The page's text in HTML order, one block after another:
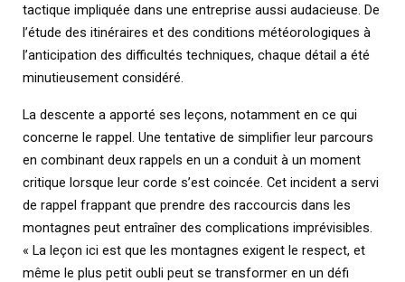
tactique impliquée dans une entreprise aussi audacieuse. De
l’étude des itinéraires et des conditions météorologiques à
l’anticipation des difficultés techniques, chaque détail a été
minutieusement considéré.
La descente a apporté ses leçons, notamment en ce qui
concerne le rappel. Une tentative de simplifier leur parcours
en combinant deux rappels en un a conduit à un moment
critique lorsque leur corde s’est coincée. Cet incident a servi
de rappel frappant que prendre des raccourcis dans les
montagnes peut entraîner des complications imprévisibles.
« La leçon ici est que les montagnes exigent le respect, et
même le plus petit oubli peut se transformer en un défi